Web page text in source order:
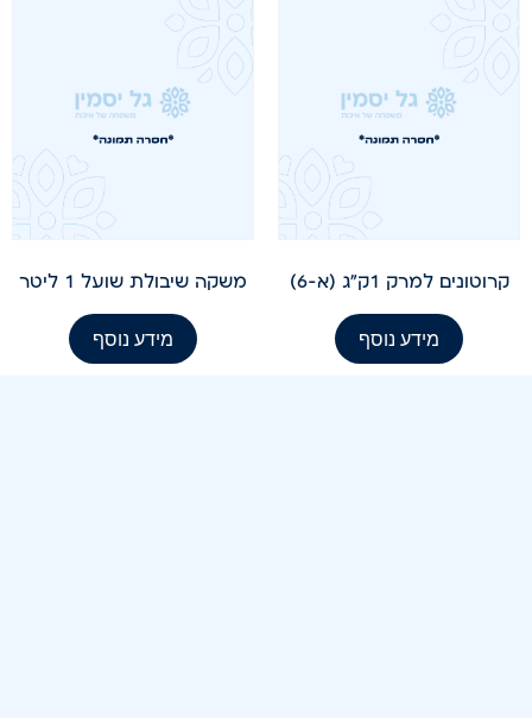
קרוטונים למרק 1ק"ג (א-6)
מידע נוסף
משקה שיבולת שועל 1 ליטר
מידע נוסף